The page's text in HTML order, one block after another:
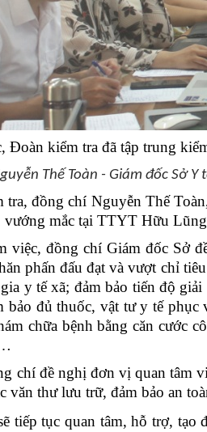
Đoàn kiểm tra đã tập trung
Thế Toàn - Giám đốc Sở
tra, đồng chí Nguyễn Thế
mắc tại TTYT Hữu
việc, đồng chí Giám đốc Sở
phấn đấu đạt và vượt chỉ
y tế xã; đảm bảo tiến độ
bảo đủ thuốc, vật tư y tế
chữa bệnh bằng căn cước
chí đề nghị đơn vị quan tâm
văn thư lưu trữ, đảm bảo an
tiếp tục quan tâm, hỗ trợ,